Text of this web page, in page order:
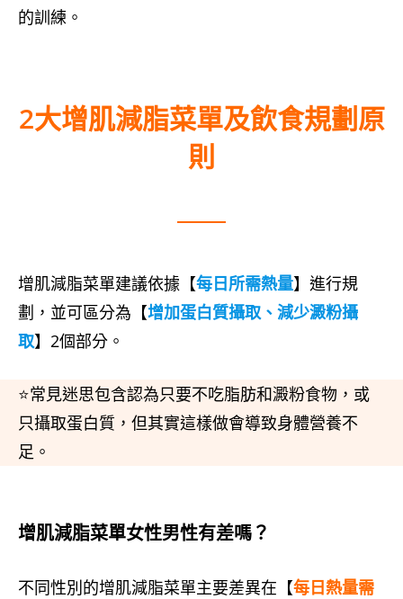
的訓練。
2大增肌減脂菜單及飲食規劃原
則
增肌減脂菜單建議依據【每日所需熱量】進行規
劃，並可區分為【增加蛋白質攝取、減少澱粉攝
取】2個部分。
⭐常見迷思包含認為只要不吃脂肪和澱粉食物，或
只攝取蛋白質，但其實這樣做會導致身體營養不
足。
增肌減脂菜單女性男性有差嗎？
不同性別的增肌減脂菜單主要差異在【每日熱量需